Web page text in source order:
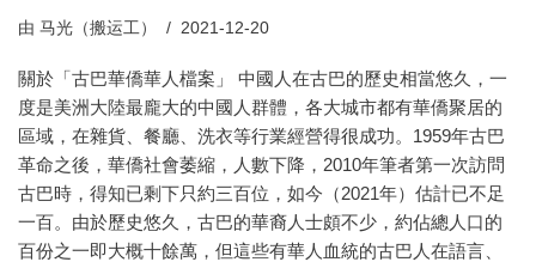
由 马光（搬运工） 2021-12-20
關於「古巴華僑華人檔案」 中國人在古巴的歷史相當悠久，一
度是美洲大陸最龐大的中國人群體，各大城市都有華僑聚居的
區域，在雜貨、餐廳、洗衣等行業經營得很成功。1959年古巴
革命之後，華僑社會萎縮，人數下降，2010年筆者第一次訪問
古巴時，得知已剩下只約三百位，如今（2021年）估計已不足
一百。由於歷史悠久，古巴的華裔人士頗不少，約佔總人口的
百份之一即大概十餘萬，但這些有華人血統的古巴人在語言、